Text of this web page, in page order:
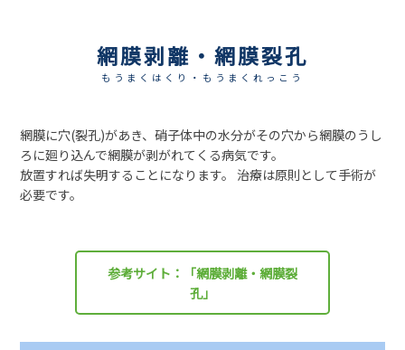
網膜剥離・網膜裂孔
もうまくはくり・もうまくれっこう
網膜に穴(裂孔)があき、硝子体中の水分がその穴から網膜のうし
ろに廻り込んで網膜が剥がれてくる病気です。
放置すれば失明することになります。 治療は原則として手術が
必要です。
参考サイト：「網膜剥離・網膜裂
孔」